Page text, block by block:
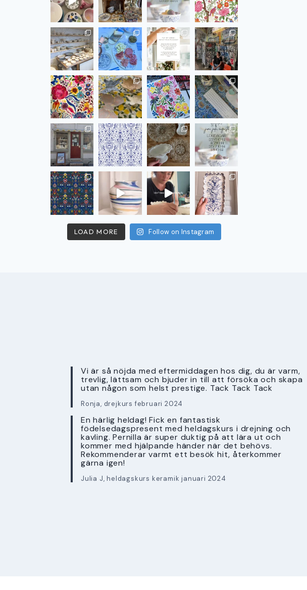
LOAD MORE Follow on Instagram
Vi är så nöjda med eftermiddagen hos dig, du är varm,
trevlig, lättsam och bjuder in till att försöka och skapa
utan någon som helst prestige. Tack Tack Tack
Ronja, drejkurs februari 2024
En härlig heldag! Fick en fantastisk
födelsedagspresent med heldagskurs i drejning och
kavling. Pernilla är super duktig på att lära ut och
kommer med hjälpande händer när det behövs.
Rekommenderar varmt ett besök hit, återkommer
gärna igen!
Julia J, heldagskurs keramik januari 2024